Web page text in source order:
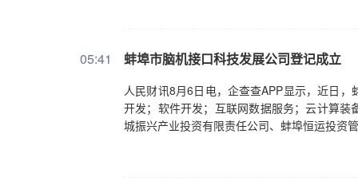
05:41 蚌埠市脑机接口科技发展公司登记成立
人民财讯8月6日电，企查查APP显示，近日
开发；软件开发；互联网数据服务；云计算
城振兴产业投资有限责任公司、蚌埠恒运投资